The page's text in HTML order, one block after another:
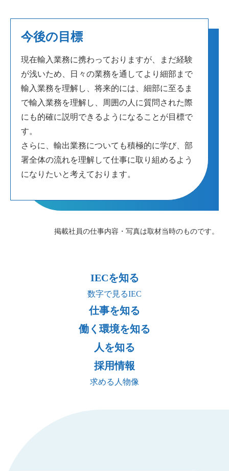
今後の目標
現在輸入業務に携わっておりますが、まだ経験
が浅いため、日々の業務を通してより細部まで
輸入業務を理解し、将来的には、細部に至るま
で輸入業務を理解し、周囲の人に質問された際
にも的確に説明できるようになることが目標で
す。
さらに、輸出業務についても積極的に学び、部
署全体の流れを理解して仕事に取り組めるよう
になりたいと考えております。
掲載社員の仕事内容・写真は取材当時のものです。
IECを知る
数字で見るIEC
仕事を知る
働く環境を知る
人を知る
採用情報
求める人物像